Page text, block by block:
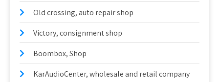
Old crossing, auto repair shop
Victory, consignment shop
Boombox, Shop
KarAudioCenter, wholesale and retail company